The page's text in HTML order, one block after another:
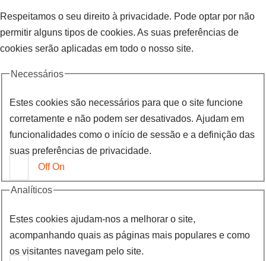
Respeitamos o seu direito à privacidade. Pode optar por não
permitir alguns tipos de cookies. As suas preferências de
cookies serão aplicadas em todo o nosso site.
Necessários
Estes cookies são necessários para que o site funcione
corretamente e não podem ser desativados. Ajudam em
funcionalidades como o início de sessão e a definição das
suas preferências de privacidade.
Off On
Analíticos
Estes cookies ajudam-nos a melhorar o site,
acompanhando quais as páginas mais populares e como
os visitantes navegam pelo site.